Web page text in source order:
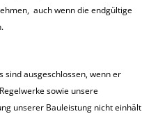
auch wenn die endgültige
ausgeschlossen, wenn er
sowie unsere
unserer Bauleistung nicht einhält